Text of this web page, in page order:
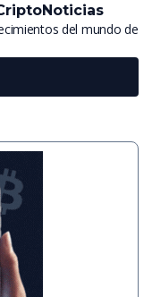
del mundo de